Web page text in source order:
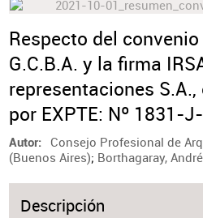
Respecto del
G.C.B.A. y la firma
representaciones
por EXPTE: Nº 1831-
Autor
Consejo Profesional de
(Buenos Aires); Borthagaray,
Descripción